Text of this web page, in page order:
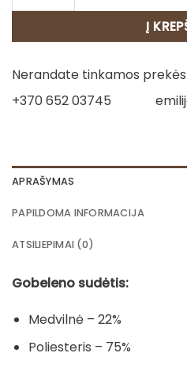
Į
Nerandate tinkamos
+370 652 03745
APRAŠYMAS
PAPILDOMA INFORMACIJA
ATSILIEPIMAI (0)
Gobeleno sudėtis:
Medvilnė – 22%
Poliesteris – 75%